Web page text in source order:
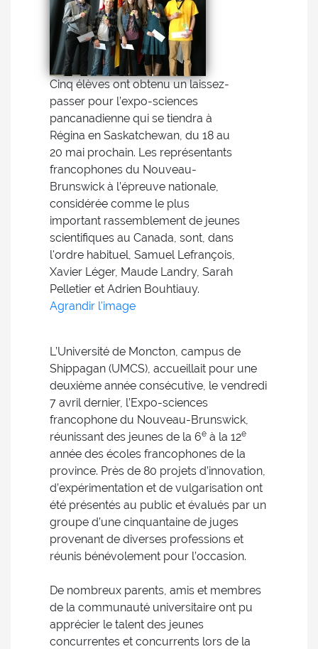
Cinq élèves ont obtenu un laissez-
passer pour l’expo-sciences
pancanadienne qui se tiendra à
Régina en Saskatchewan, du 18 au
20 mai prochain. Les représentants
francophones du Nouveau-
Brunswick à l’épreuve nationale,
considérée comme le plus
important rassemblement de jeunes
scientifiques au Canada, sont, dans
l'ordre habituel, Samuel Lefrançois,
Xavier Léger, Maude Landry, Sarah
Pelletier et Adrien Bouhtiauy.
Agrandir l'image
L’Université de Moncton, campus de
Shippagan (UMCS), accueillait pour une
deuxième année consécutive, le vendredi
7 avril dernier, l’Expo-sciences
francophone du Nouveau-Brunswick,
réunissant des jeunes de la 6e à la 12e
année des écoles francophones de la
province. Près de 80 projets d’innovation,
d’expérimentation et de vulgarisation ont
été présentés au public et évalués par un
groupe d’une cinquantaine de juges
provenant de diverses professions et
réunis bénévolement pour l’occasion.
De nombreux parents, amis et membres
de la communauté universitaire ont pu
apprécier le talent des jeunes
concurrentes et concurrents lors de la